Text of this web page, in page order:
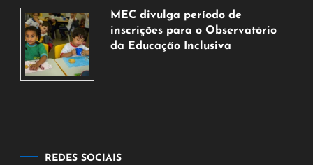
de
agosto
de
MEC divulga período de
inscrições para o Observatório
da Educação Inclusiva
REDES SOCIAIS